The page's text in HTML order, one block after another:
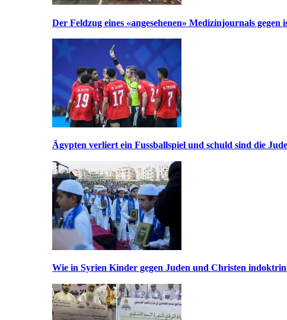
Der Feldzug eines «angesehenen» Medizinjournals gegen
Ägypten verliert ein Fussballspiel und schuld sind die
Wie in Syrien Kinder gegen Juden und Christen